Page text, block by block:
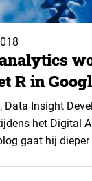
R in
Data Insight
het Digital
gaat hij